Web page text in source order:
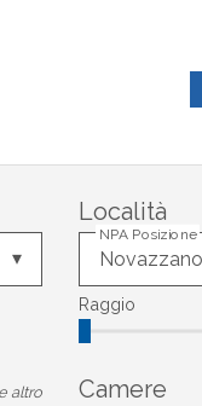
Località
NPA Posizione
Raggio
e altro Camere